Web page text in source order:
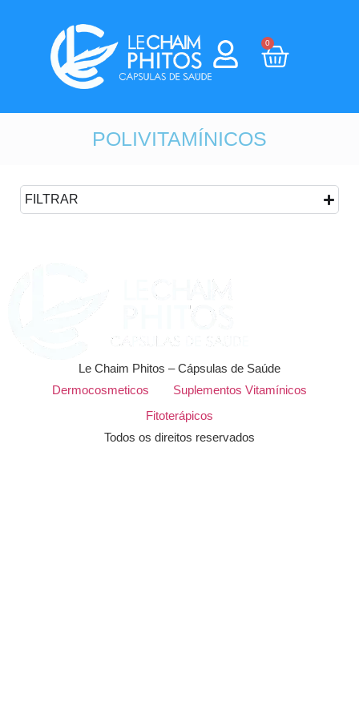
0
POLIVITAMÍNICOS
FILTRAR
Le Chaim Phitos – Cápsulas de Saúde
Dermocosmeticos
Suplementos Vitamínicos
Fitoterápicos
Todos os direitos reservados